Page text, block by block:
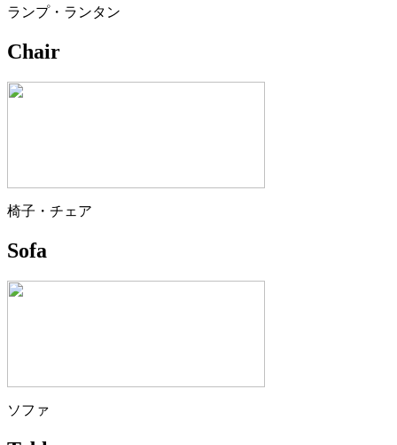
ランプ・ランタン
Chair
椅子・チェア
Sofa
ソファ